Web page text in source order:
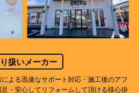
扱いメーカー
よる迅速なサポート対応・施工後のアフ
・安心してリフォームして頂ける様心掛